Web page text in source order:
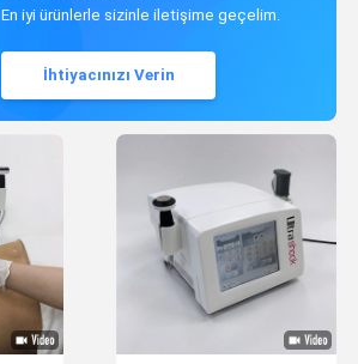
En iyi ürünlerle sizinle iletişime geçelim.
İhtiyacınızı Verin